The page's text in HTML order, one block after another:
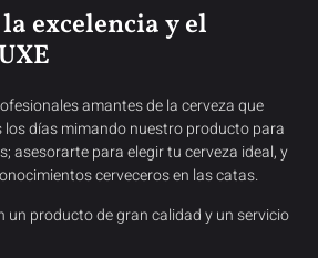
excelencia y el
amantes de la cerveza que
días mimando nuestro producto para
asesorarte para elegir tu cerveza ideal, y
cerveceros en las catas.
un producto de gran calidad y un servicio